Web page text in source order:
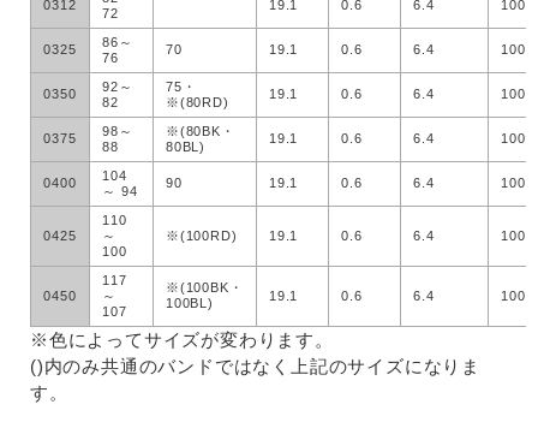
0312
72
19.1 0.6 6.4 100
0325
86～
76
70 19.1 0.6 6.4 100
0350
92～
82
75・
※(80RD)
19.1 0.6 6.4 100
0375
98～
88
※(80BK・
80BL)
19.1 0.6 6.4 100
0400
104
～ 94
90 19.1 0.6 6.4 100
0425
110
～
100
※(100RD) 19.1 0.6 6.4 100
0450
117
～
107
※(100BK・
100BL)
19.1 0.6 6.4 100
※色によってサイズが変わります。
()内のみ共通のバンドではなく上記のサイズになりま
す。